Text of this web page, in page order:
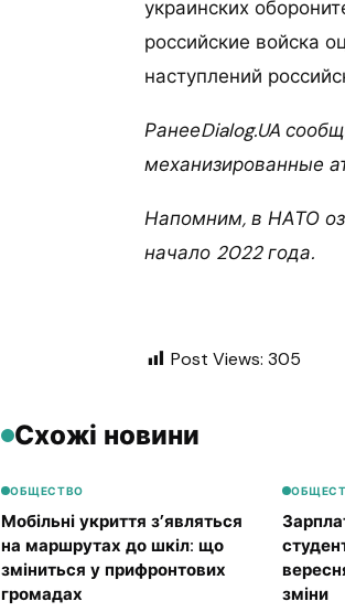
украинских
российские войска
наступлений
РанееDialog.UA
механизированные
Напомним, в НАТО
начало 2022 года.
Post Views: 305
Схожі новини
ОБЩЕСТВО
Мобільні укриття з’являться
на маршрутах до шкіл: що
зміниться у прифронтових
громадах
зміни